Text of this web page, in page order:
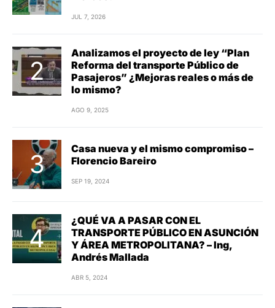
JUL 7, 2026
Analizamos el proyecto de ley “Plan
Reforma del transporte Público de
Pasajeros” ¿Mejoras reales o más de
lo mismo?
AGO 9, 2025
Casa nueva y el mismo compromiso –
Florencio Bareiro
SEP 19, 2024
¿QUÉ VA A PASAR CON EL
TRANSPORTE PÚBLICO EN ASUNCIÓN
Y ÁREA METROPOLITANA? – Ing,
Andrés Mallada
ABR 5, 2024